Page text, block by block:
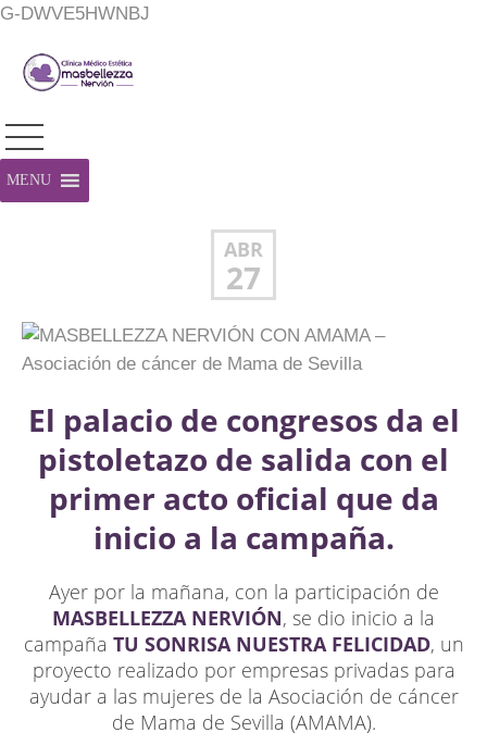
G-DWVE5HWNBJ
MENU
ABR
27
El palacio de congresos da el
pistoletazo de salida con el
primer acto oficial que da
inicio a la campaña.
Ayer por la mañana, con la participación de
MASBELLEZZA NERVIÓN, se dio inicio a la
campaña TU SONRISA NUESTRA FELICIDAD, un
proyecto realizado por empresas privadas para
ayudar a las mujeres de la Asociación de cáncer
de Mama de Sevilla (AMAMA).